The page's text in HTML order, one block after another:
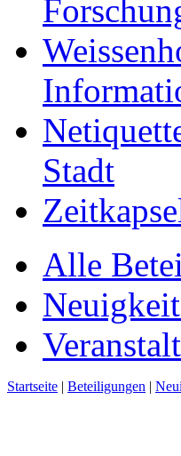
Stadt
Alle
Startseite | Beteiligungen |